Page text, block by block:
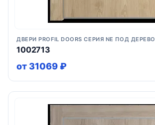
ДВЕРИ PROFIL DOORS СЕРИЯ NE ПОД ДЕРЕВО
1002713
от 31069 ₽